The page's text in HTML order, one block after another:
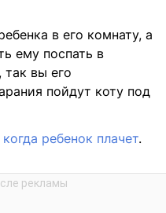
в его комнату, а
ему поспать в
так вы его
пойдут коту под
ребенок плачет.